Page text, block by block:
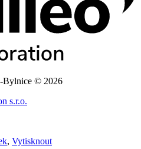
Bylnice © 2026
s.r.o.
, Vytisknout